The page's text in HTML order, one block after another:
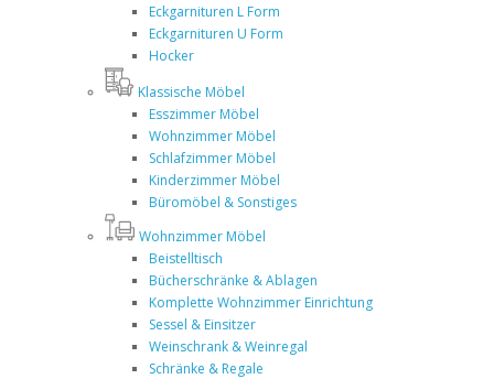
Eckgarnituren L Form
Eckgarnituren U Form
Hocker
Klassische Möbel
Esszimmer Möbel
Wohnzimmer Möbel
Schlafzimmer Möbel
Kinderzimmer Möbel
Büromöbel & Sonstiges
Wohnzimmer Möbel
Beistelltisch
Bücherschränke & Ablagen
Komplette Wohnzimmer Einrichtung
Sessel & Einsitzer
Weinschrank & Weinregal
Schränke & Regale